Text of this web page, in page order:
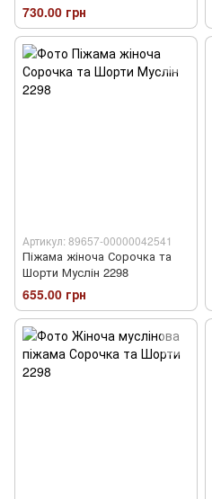
730.00 грн
Артикул: 89657-00000042541
Піжама жіноча Сорочка та
Шорти Муслін 2298
655.00 грн